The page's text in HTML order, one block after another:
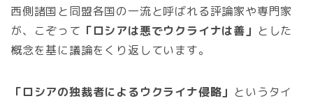
西側諸国と同盟各国の一流と呼ばれる評論家や専門家
が、こぞって 「ロシアは悪でウクライナは善」 とした
概念を基に議論をくり返しています。
「ロシアの独裁者によるウクライナ侵略」 というタイ